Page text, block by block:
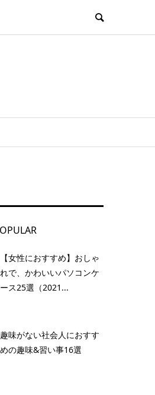
【女性におすすめ】おしゃ
れで、かわいいパソコンケ
ース25選（2021...
趣味がない社会人におすす
めの趣味&習い事16選